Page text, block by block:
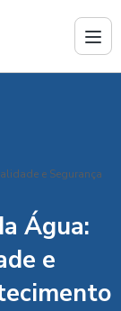
e Segurança
Água:
e